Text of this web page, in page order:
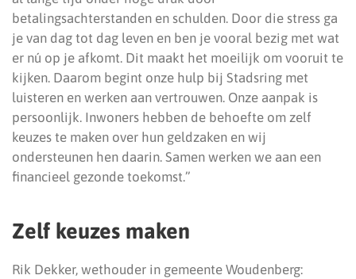
betalingsachterstanden en schulden. Door die stress ga
je van dag tot dag leven en ben je vooral bezig met wat
er nú op je afkomt. Dit maakt het moeilijk om vooruit te
kijken. Daarom begint onze hulp bij Stadsring met
luisteren en werken aan vertrouwen. Onze aanpak is
persoonlijk. Inwoners hebben de behoefte om zelf
keuzes te maken over hun geldzaken en wij
ondersteunen hen daarin. Samen werken we aan een
financieel gezonde toekomst.”
Zelf keuzes maken
Rik Dekker, wethouder in gemeente Woudenberg: